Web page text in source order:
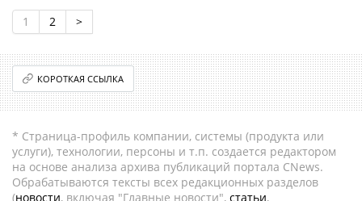
1 2 >
КОРОТКАЯ ССЫЛКА
* Страница-профиль компании, системы (продукта или
услуги), технологии, персоны и т.п. создается редактором
на основе анализа архива публикаций портала CNews.
Обрабатываются тексты всех редакционных разделов
(новости, включая "Главные новости", статьи,